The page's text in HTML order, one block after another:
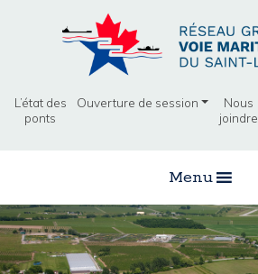
L’état des
ponts
Ouverture de session
Nous
joindre
Menu